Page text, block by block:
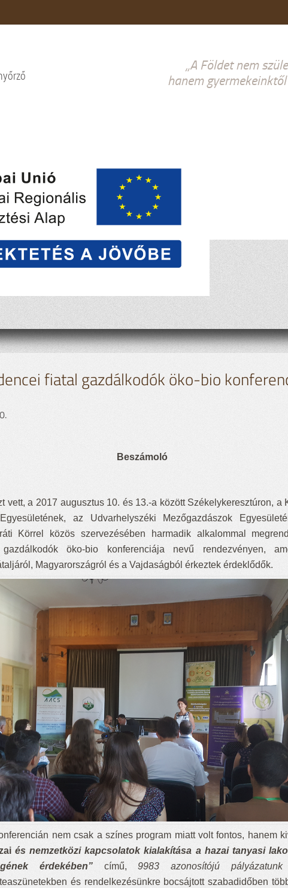
„A Földet nem
hanem
fiatal gazdálkodók öko-bio
Beszámoló
vett, a 2017 augusztus 10. és 13.-a között Székelykeresztúron, a
az Udvarhelyszéki Mezőgazdászok
Körrel közös szervezésében harmadik alkalommal
öko-bio konferenciája nevű rendezvényen,
Magyarországról és a Vajdaságból érkeztek érdeklődők.
nem csak a színes program miatt volt fontos, hanem
és nemzetközi kapcsolatok kialakítása a hazai tanyasi
érdekében”című,9983 azonosítójú pályázatunk
és rendelkezésünkre bocsájtott szabadidőben